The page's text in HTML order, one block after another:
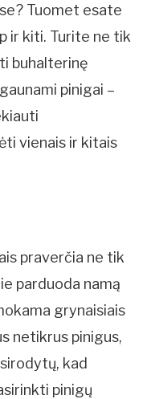
Tuomet esate
ir kiti. Turite ne tik
buhalterinę
pinigai –
vienais ir kitais
praverčia ne tik
parduoda namą
grynaisiais
netikrus pinigus,
kad
pinigų